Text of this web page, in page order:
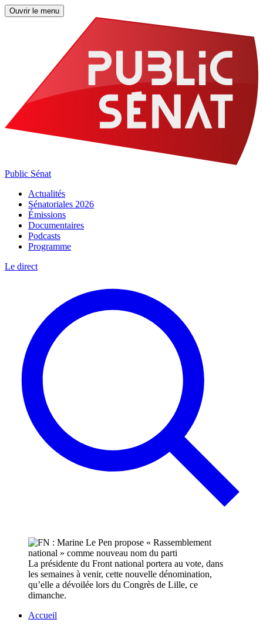
Ouvrir le menu
Public Sénat
Actualités
Sénatoriales 2026
Émissions
Documentaires
Podcasts
Programme
Le direct
La présidente du Front national portera au vote, dans
les semaines à venir, cette nouvelle dénomination,
qu’elle a dévoilée lors du Congrès de Lille, ce
dimanche.
Accueil